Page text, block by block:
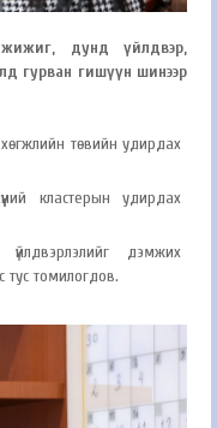
дунд үйлдвэр,
гурван гишүүн шинээр
төвийн удирдах
кластерын удирдах
үйлдвэрлэлийг дэмжих
тус томилогдов.